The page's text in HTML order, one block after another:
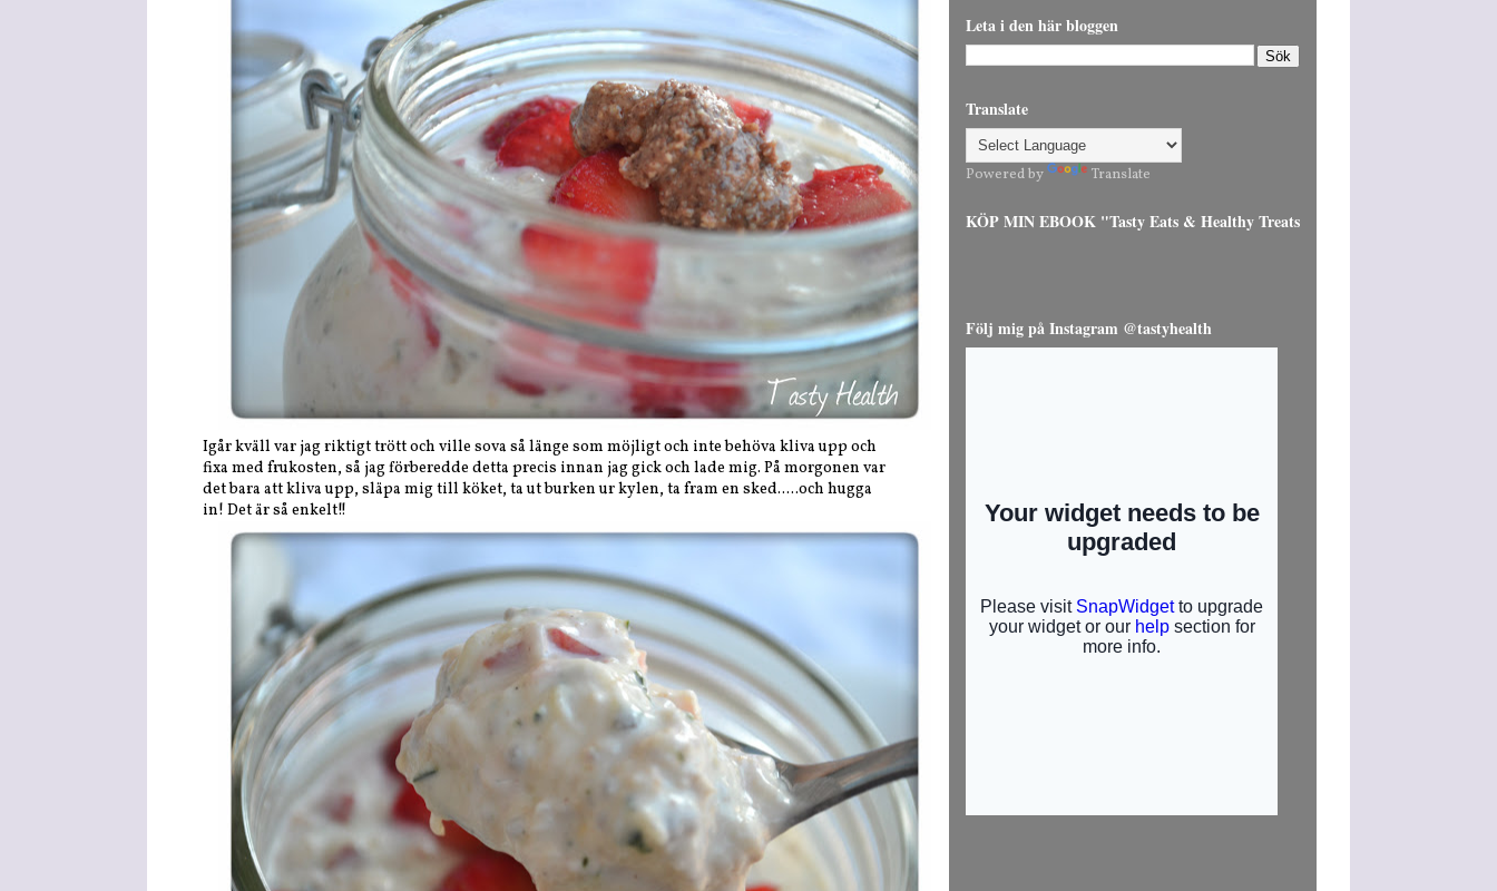
Igår kväll var jag riktigt trött och ville sova så länge som möjligt och inte behöva kliva upp och
fixa med frukosten, så jag förberedde detta precis innan jag gick och lade mig. På morgonen var
det bara att kliva upp, släpa mig till köket, ta ut burken ur kylen, ta fram en sked.....och hugga
in! Det är så enkelt!!
Leta i den här bloggen
Translate
Powered by Translate
KÖP MIN EBOOK "Tasty Eats & Healthy Treats
Följ mig på Instagram @tastyhealth